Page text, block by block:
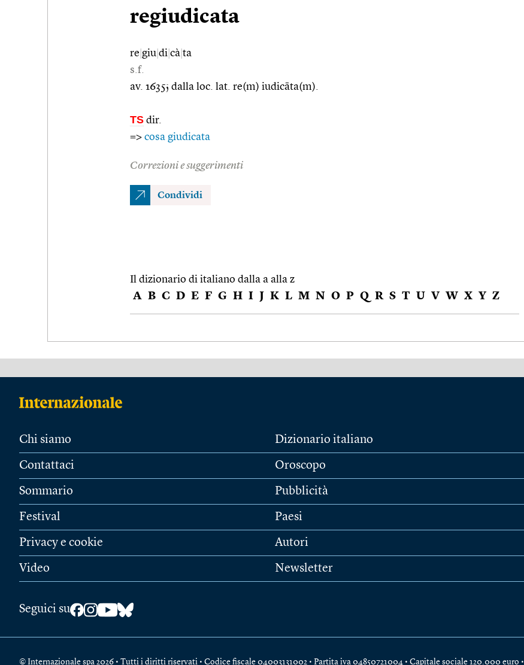
regiudicata
re giu di cà ta
s.f.
av. 1635; dalla loc. lat. re(m) iudicāta(m).
TS dir.
=> cosa giudicata
Correzioni e suggerimenti
Condividi
Il dizionario di italiano dalla a alla z
A B C D E F G H I J K L M N O P Q R S T U V W X Y Z
Chi siamo
Contattaci
Sommario
Festival
Privacy e cookie
Video
Dizionario italiano
Oroscopo
Pubblicità
Paesi
Autori
Newsletter
Seguici su
© Internazionale spa 2026 • Tutti i diritti riservati • Codice fiscale 04003131002 • Partita iva 04850721004 • Capitale sociale 120.000 euro •